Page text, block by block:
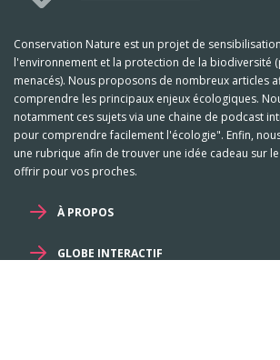
Conservation Nature est un projet de
l'environnement et la protection de la biodiversité
menacés). Nous proposons de nombreux articles
comprendre les principaux enjeux écologiques.
notamment ces sujets via une chaine de podcast
pour comprendre facilement l'écologie". Enfin,
une rubrique afin de trouver une idée cadeau sur
offrir pour vos proches.
À PROPOS
GLOBE INTERACTIF